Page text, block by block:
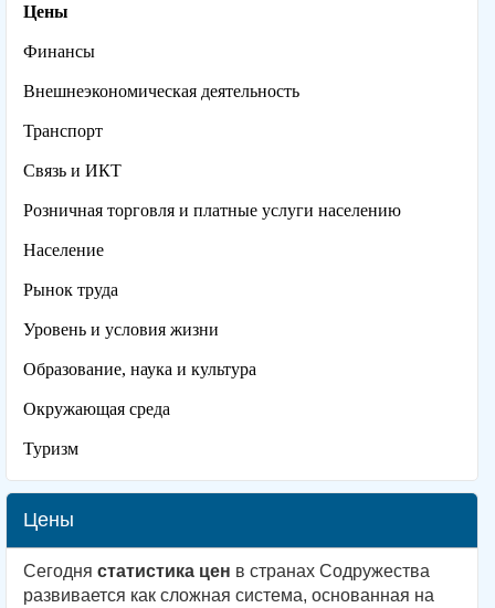
Цены
Финансы
Внешнеэкономическая деятельность
Транспорт
Связь и ИКТ
Розничная торговля и платные услуги населению
Население
Рынок труда
Уровень и условия жизни
Образование, наука и культура
Окружающая среда
Туризм
Цены
Сегодня статистика цен в странах Содружества
развивается как сложная система, основанная на